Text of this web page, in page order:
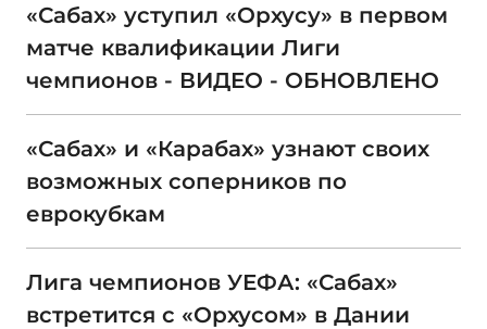
«Сабах» уступил «Орхусу» в первом
матче квалификации Лиги
чемпионов - ВИДЕО - ОБНОВЛЕНО
«Сабах» и «Карабах» узнают своих
возможных соперников по
еврокубкам
Лига чемпионов УЕФА: «Сабах»
встретится с «Орхусом» в Дании